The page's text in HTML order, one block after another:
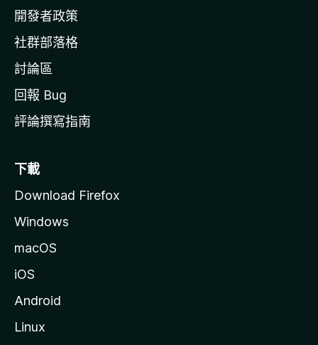
網
開發者政策
社群部落格
討論區
回報 Bug
評論撰寫指南
下載
Download Firefox
Windows
macOS
iOS
Android
Linux